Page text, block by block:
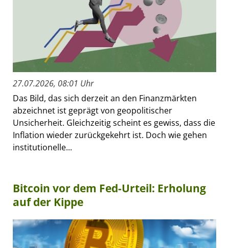
27.07.2026, 08:01 Uhr
Das Bild, das sich derzeit an den Finanzmärkten
abzeichnet ist geprägt von geopolitischer
Unsicherheit. Gleichzeitig scheint es gewiss, dass die
Inflation wieder zurückgekehrt ist. Doch wie gehen
institutionelle...
Bitcoin vor dem Fed-Urteil: Erholung
auf der Kippe